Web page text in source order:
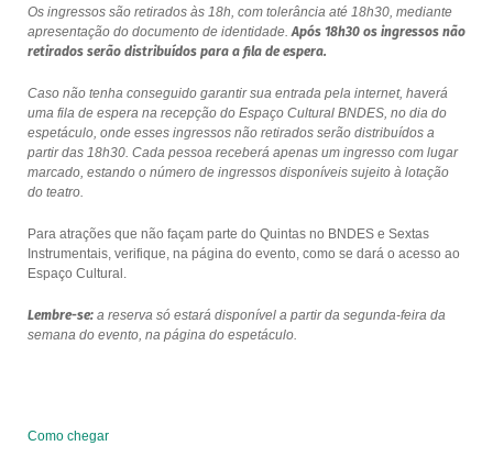
Os ingressos são retirados às 18h, com tolerância até 18h30, mediante
apresentação do documento de identidade.Após 18h30 os ingressos não
retirados serão distribuídos para a fila de espera.
Caso não tenha conseguido garantir sua entrada pela internet, haverá
uma fila de espera na recepção do Espaço Cultural BNDES, no dia do
espetáculo, onde esses ingressos não retirados serão distribuídos a
partir das 18h30. Cada pessoa receberá apenas um ingresso com lugar
marcado, estando o número de ingressos disponíveis sujeito à lotação
do teatro.
Para atrações que não façam parte do Quintas no BNDES e Sextas
Instrumentais, verifique, na página do evento, como se dará o acesso ao
Espaço Cultural.
Lembre-se:a reserva só estará disponível a partir da segunda-feira da
semana do evento, na página do espetáculo.
Como chegar